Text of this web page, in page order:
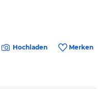
Hochladen Merken